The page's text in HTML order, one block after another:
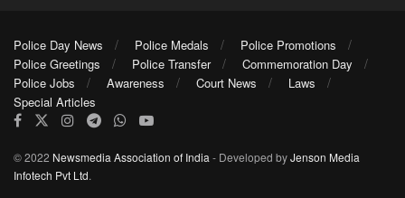
Police Day News Police Medals
Police Promotions
Police Greetings
Police Transfer
Commemoration Day
Police Jobs
Awareness Court News
Laws
Special Articles
© 2022 Newsmedia Association of India - Developed byJenson Media
Infotech Pvt Ltd.